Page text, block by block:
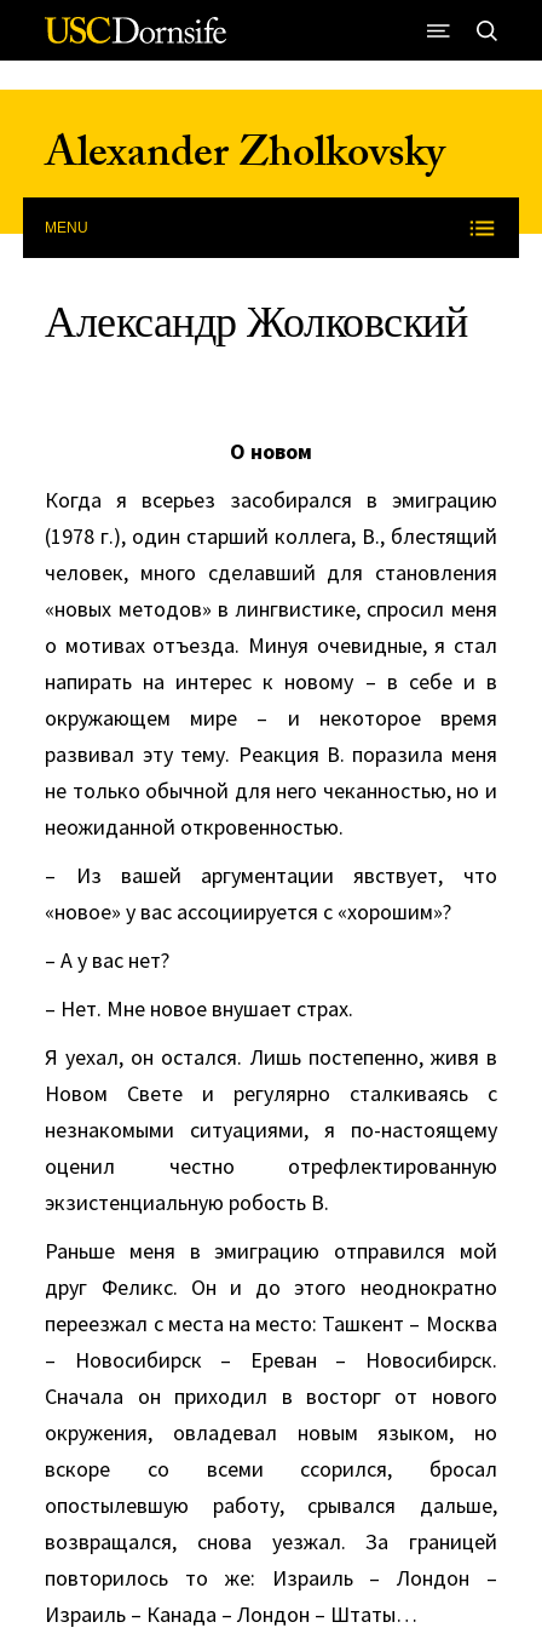
Skip to Content
Alexander Zholkovsky
MENU
Александр Жолковский
О новом
Когда я всерьез засобирался в эмиграцию
(1978 г.), один старший коллега, В., блестящий
человек, много сделавший для становления
«новых методов» в лингвистике, спросил меня
о мотивах отъезда. Минуя очевидные, я стал
напирать на интерес к новому – в себе и в
окружающем мире – и некоторое время
развивал эту тему. Реакция В. поразила меня
не только обычной для него чеканностью, но и
неожиданной откровенностью.
– Из вашей аргументации явствует, что
«новое» у вас ассоциируется с «хорошим»?
– А у вас нет?
– Нет. Мне новое внушает страх.
Я уехал, он остался. Лишь постепенно, живя в
Новом Свете и регулярно сталкиваясь с
незнакомыми ситуациями, я по-настоящему
оценил честно отрефлектированную
экзистенциальную робость В.
Раньше меня в эмиграцию отправился мой
друг Феликс. Он и до этого неоднократно
переезжал с места на место: Ташкент – Москва
– Новосибирск – Ереван – Новосибирск.
Сначала он приходил в восторг от нового
окружения, овладевал новым языком, но
вскоре со всеми ссорился, бросал
опостылевшую работу, срывался дальше,
возвращался, снова уезжал. За границей
повторилось то же: Израиль – Лондон –
Израиль – Канада – Лондон – Штаты…